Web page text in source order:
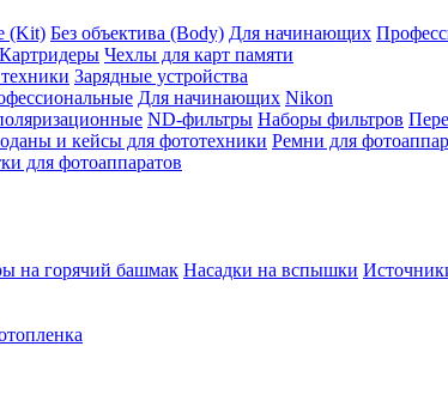
(Kit) Без объектива (Body) Для начинающих
Картридеры Чехлы для карт памяти
Зарядные устройства
Для начинающих Nikon
ND-фильтры Наборы фильтров
и кейсы для фототехники Ремни для
для фотоаппаратов
на горячий башмак Насадки на вспышки